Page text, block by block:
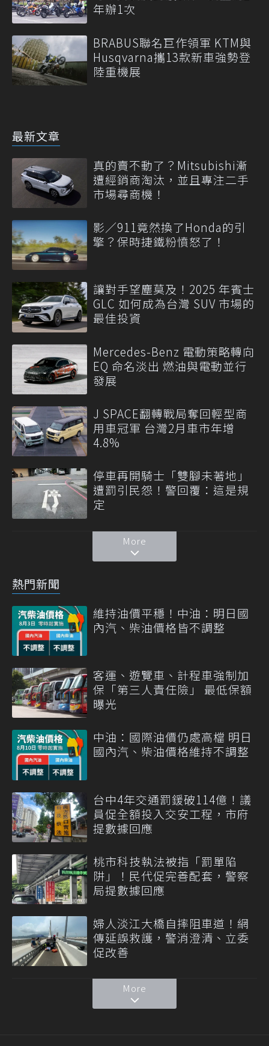
年辦1次
BRABUS聯名巨作領軍 KTM與
Husqvarna攜13款新車強勢登
陸重機展
最新文章
真的賣不動了？Mitsubishi漸
遭經銷商淘汰，並且專注二手
市場尋商機！
影／911竟然換了Honda的引
擎？保時捷鐵粉憤怒了！
讓對手望塵莫及！2025 年賓士
GLC 如何成為台灣 SUV 市場的
最佳投資
Mercedes-Benz 電動策略轉向
EQ 命名淡出 燃油與電動並行
發展
J SPACE翻轉戰局奪回輕型商
用車冠軍 台灣2月車市年增
4.8%
停車再開騎士「雙腳未著地」
遭罰引民怨！警回覆：這是規
定
More
熱門新聞
維持油價平穩！中油：明日國
內汽、柴油價格皆不調整
客運、遊覽車、計程車強制加
保「第三人責任險」 最低保額
曝光
中油：國際油價仍處高檔 明日
國內汽、柴油價格維持不調整
台中4年交通罰鍰破114億！議
員促全額投入交安工程，市府
提數據回應
桃市科技執法被指「罰單陷
阱」！民代促完善配套，警察
局提數據回應
婦人淡江大橋自摔阻車道！網
傳延誤救護，警消澄清、立委
促改善
More